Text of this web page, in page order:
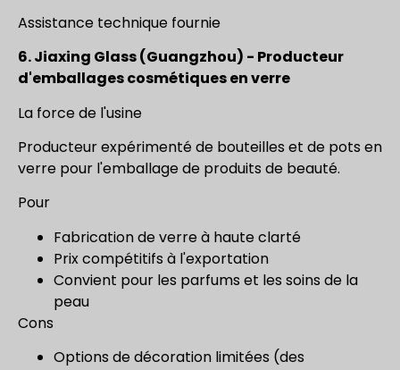
Assistance technique fournie
6. Jiaxing Glass (Guangzhou) - Producteur
d'emballages cosmétiques en verre
La force de l'usine
Producteur expérimenté de bouteilles et de pots en
verre pour l'emballage de produits de beauté.
Pour
Fabrication de verre à haute clarté
Prix compétitifs à l'exportation
Convient pour les parfums et les soins de la
peau
Cons
Options de décoration limitées (des